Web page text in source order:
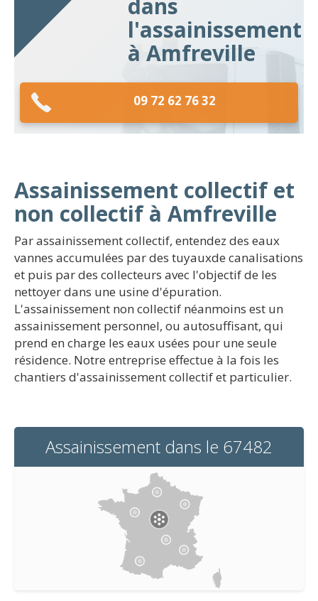
dans
l'assainissement
à Amfreville
09 72 62 76 32
Assainissement collectif et
non collectif à Amfreville
Par assainissement collectif, entendez des eaux
vannes accumulées par des tuyauxde canalisations
et puis par des collecteurs avec l'objectif de les
nettoyer dans une usine d'épuration.
L'assainissement non collectif néanmoins est un
assainissement personnel, ou autosuffisant, qui
prend en charge les eaux usées pour une seule
résidence. Notre entreprise effectue à la fois les
chantiers d'assainissement collectif et particulier.
Assainissement dans le 67482